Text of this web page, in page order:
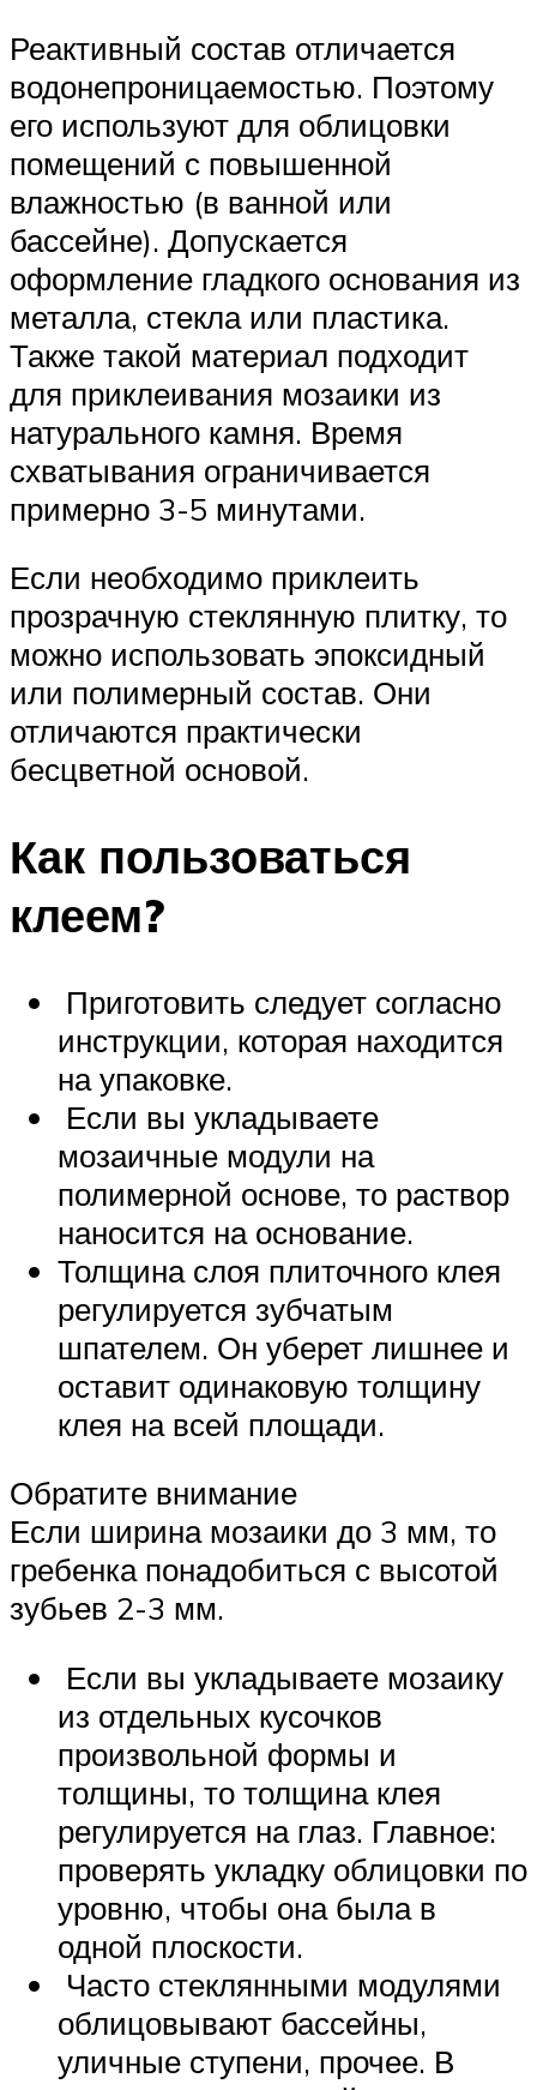
Реактивный состав отличается
водонепроницаемостью. Поэтому
его используют для облицовки
помещений с повышенной
влажностью (в ванной или
бассейне). Допускается
оформление гладкого основания из
металла, стекла или пластика.
Также такой материал подходит
для приклеивания мозаики из
натурального камня. Время
схватывания ограничивается
примерно 3-5 минутами.
Если необходимо приклеить
прозрачную стеклянную плитку, то
можно использовать эпоксидный
или полимерный состав. Они
отличаются практически
бесцветной основой.
Как пользоваться
клеем?
Приготовить следует согласно
инструкции, которая находится
на упаковке.
Если вы укладываете
мозаичные модули на
полимерной основе, то раствор
наносится на основание.
Толщина слоя плиточного клея
регулируется зубчатым
шпателем. Он уберет лишнее и
оставит одинаковую толщину
клея на всей площади.
Обратите внимание
Если ширина мозаики до 3 мм, то
гребенка понадобиться с высотой
зубьев 2-3 мм.
Если вы укладываете мозаику
из отдельных кусочков
произвольной формы и
толщины, то толщина клея
регулируется на глаз. Главное:
проверять укладку облицовки по
уровню, чтобы она была в
одной плоскости.
Часто стеклянными модулями
облицовывают бассейны,
уличные ступени, прочее. В